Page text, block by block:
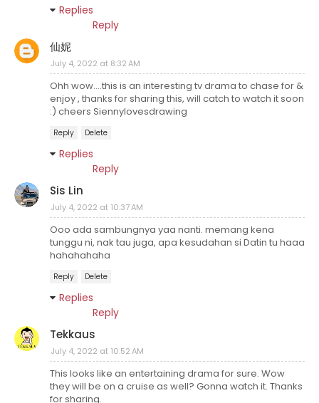
Replies
Reply
仙妮
July 4, 2022 at 8:32 AM
Ohh wow....this is an interesting tv drama to chase for &
enjoy , thanks for sharing this, will catch to watch it soon
:) cheers Siennylovesdrawing
Reply Delete
Replies
Reply
Sis Lin
July 4, 2022 at 10:37 AM
Ooo ada sambungnya yaa nanti. memang kena
tunggu ni, nak tau juga, apa kesudahan si Datin tu haaa
hahahahaha
Reply Delete
Replies
Reply
Tekkaus
July 4, 2022 at 10:52 AM
This looks like an entertaining drama for sure. Wow
they will be on a cruise as well? Gonna watch it. Thanks
for sharing.